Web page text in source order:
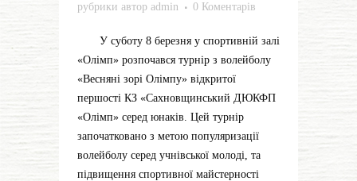
рубрики автор admin 0 Коментарів
У суботу 8 березня у спортивній залі
«Олімп» розпочався турнір з волейболу
«Весняні зорі Олімпу» відкритої
першості КЗ «Сахновщинський ДЮКФП
«Олімп» серед юнаків. Цей турнір
започатковано з метою популяризації
волейболу серед учнівської молоді, та
підвищення спортивної майстерності